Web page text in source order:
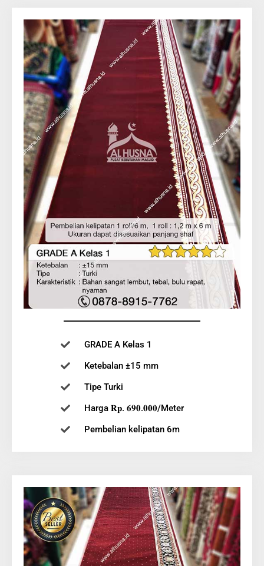
Ketebalan ±15 mm
Tipe Turki
Harga 𝐑𝐩. 𝟔𝟗𝟎.𝟎𝟎𝟎/Meter
Pembelian kelipatan 6m